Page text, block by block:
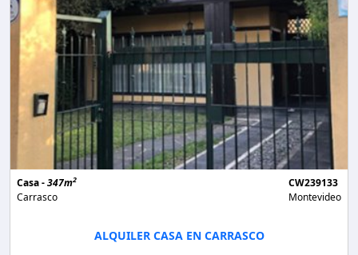
Casa -347m2
Carrasco
CW239133
Montevideo
ALQUILER CASA EN CARRASCO